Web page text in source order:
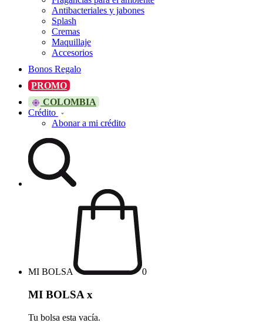
Antibacteriales y jabones
Splash
Cremas
Maquillaje
Accesorios
Bonos Regalo
PROMO
COLOMBIA
Crédito
Abonar a mi crédito
MI BOLSA 0
MI BOLSA x
Tu bolsa esta vacía.